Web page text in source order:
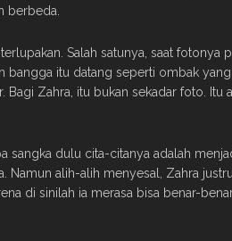
berbeda.
Salah satunya, saat fotonya
bangga itu datang seperti ombak
Zahra, itu bukan sekadar foto. Itu
sangka dulu cita-citanya adalah
Namun alih-alih menyesal, Zahra
di sinilah ia merasa bisa benar-